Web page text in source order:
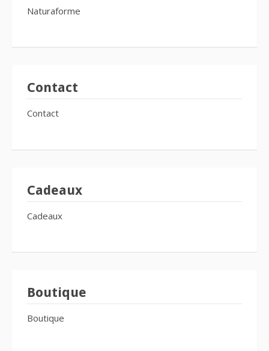
Naturaforme
Contact
Contact
Cadeaux
Cadeaux
Boutique
Boutique